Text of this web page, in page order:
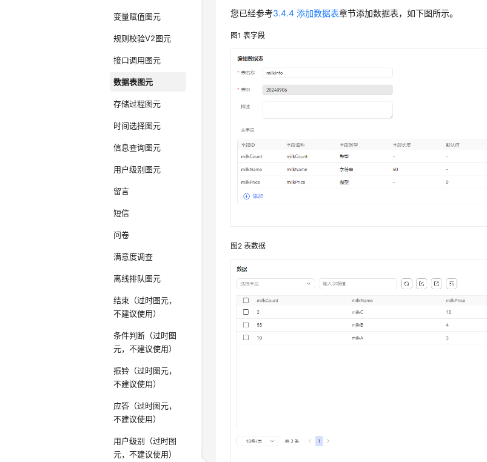
变量赋值图元
规则校验V2图元
接口调用图元
数据表图元
存储过程图元
时间选择图元
信息查询图元
用户级别图元
留言
短信
问卷
满意度调查
离线排队图元
结束（过时图元，
不建议使用）
条件判断（过时图
元，不建议使用）
振铃（过时图元，
不建议使用）
应答（过时图元，
不建议使用）
用户级别（过时图
元，不建议使用）
您已经参考3.4.4 添加数据表章节添加数据表，如下图所示。
图1表字段
图2表数据